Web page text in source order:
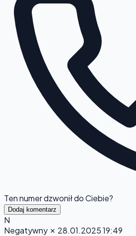
Ten numer dzwonił do Ciebie?
Dodaj komentarz
N
Negatywny ✗ 28.01.2025 19:49